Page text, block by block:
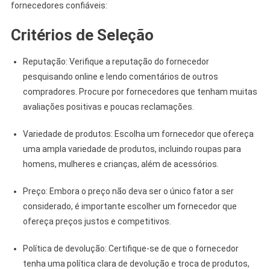
fornecedores confiáveis:
Critérios de Seleção
Reputação: Verifique a reputação do fornecedor
pesquisando online e lendo comentários de outros
compradores. Procure por fornecedores que tenham muitas
avaliações positivas e poucas reclamações.
Variedade de produtos: Escolha um fornecedor que ofereça
uma ampla variedade de produtos, incluindo roupas para
homens, mulheres e crianças, além de acessórios.
Preço: Embora o preço não deva ser o único fator a ser
considerado, é importante escolher um fornecedor que
ofereça preços justos e competitivos.
Política de devolução: Certifique-se de que o fornecedor
tenha uma política clara de devolução e troca de produtos,